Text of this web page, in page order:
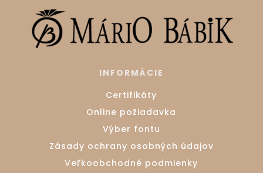
INFORMÁCIE
Certifikáty
Online požiadavka
Výber fontu
Zásady ochrany osobných údajov
Veľkoobchodné podmienky